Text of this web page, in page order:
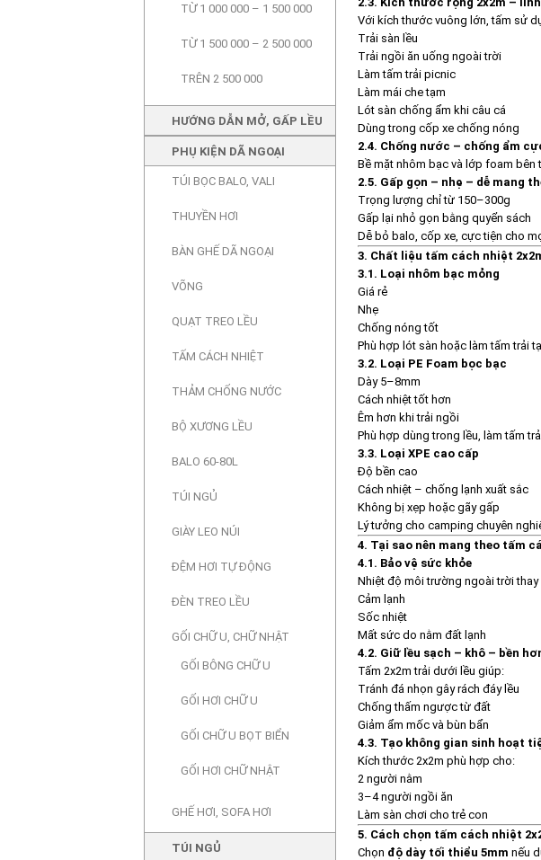
Với kích thước vuông lớn, tấm sử
Trải sàn lều
Trải ngồi ăn uống ngoài trời
Làm tấm trải picnic
Làm mái che tạm
Lót sàn chống ẩm khi câu cá
Dùng trong cốp xe chống nóng
2.4. Chống nước – chống ẩm
Bề mặt nhôm bạc và lớp foam
2.5. Gấp gọn – nhẹ – dễ mang
Trọng lượng chỉ từ 150–300g
Gấp lại nhỏ gọn bằng quyển sách
Dễ bỏ balo, cốp xe, cực tiện cho
3. Chất liệu tấm cách nhiệt
3.1. Loại nhôm bạc mỏng
Giá rẻ
Nhẹ
Chống nóng tốt
Phù hợp lót sàn hoặc làm tấm trải
3.2. Loại PE Foam bọc bạc
Dày 5–8mm
Cách nhiệt tốt hơn
Êm hơn khi trải ngồi
Phù hợp dùng trong lều, làm tấm
3.3. Loại XPE cao cấp
Độ bền cao
Cách nhiệt – chống lạnh xuất sắc
Không bị xẹp hoặc gãy gấp
Lý tưởng cho camping chuyên
4. Tại sao nên mang theo tấm
4.1. Bảo vệ sức khỏe
Nhiệt độ môi trường ngoài trời
Cảm lạnh
Sốc nhiệt
Mất sức do nằm đất lạnh
4.2. Giữ lều sạch – khô – bền
Tấm 2x2m trải dưới lều giúp:
Tránh đá nhọn gây rách đáy lều
Chống thấm ngược từ đất
Giảm ẩm mốc và bùn bẩn
4.3. Tạo không gian sinh hoạt
Kích thước 2x2m phù hợp cho:
2 người nằm
3–4 người ngồi ăn
Làm sàn chơi cho trẻ con
5. Cách chọn tấm cách nhiệt
Chọn độ dày tối thiểu 5mm nếu
TỪ 1 000 000 – 1 500 000
TỪ 1 500 000 – 2 500 000
TRÊN 2 500 000
HƯỚNG DẪN MỞ, GẤP LỀU
PHỤ KIỆN DÃ NGOẠI
TÚI BỌC BALO, VALI
THUYỀN HƠI
BÀN GHẾ DÃ NGOẠI
VÕNG
QUẠT TREO LỀU
TẤM CÁCH NHIỆT
THẢM CHỐNG NƯỚC
BỘ XƯƠNG LỀU
BALO 60-80L
TÚI NGỦ
GIÀY LEO NÚI
ĐỆM HƠI TỰ ĐỘNG
ĐÈN TREO LỀU
GỐI CHỮ U, CHỮ NHẬT
GỐI BÔNG CHỮ U
GỐI HƠI CHỮ U
GỐI CHỮ U BỌT BIỂN
GỐI HƠI CHỮ NHẬT
GHẾ HƠI, SOFA HƠI
TÚI NGỦ